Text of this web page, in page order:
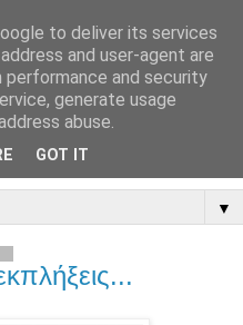
τῶ Κυρίῳ
ἔλεος αὐτοῦ. Αλληλούϊα.
▼
to deliver its services
and user-agent are
performance and security
generate usage
abuse.
GOT IT